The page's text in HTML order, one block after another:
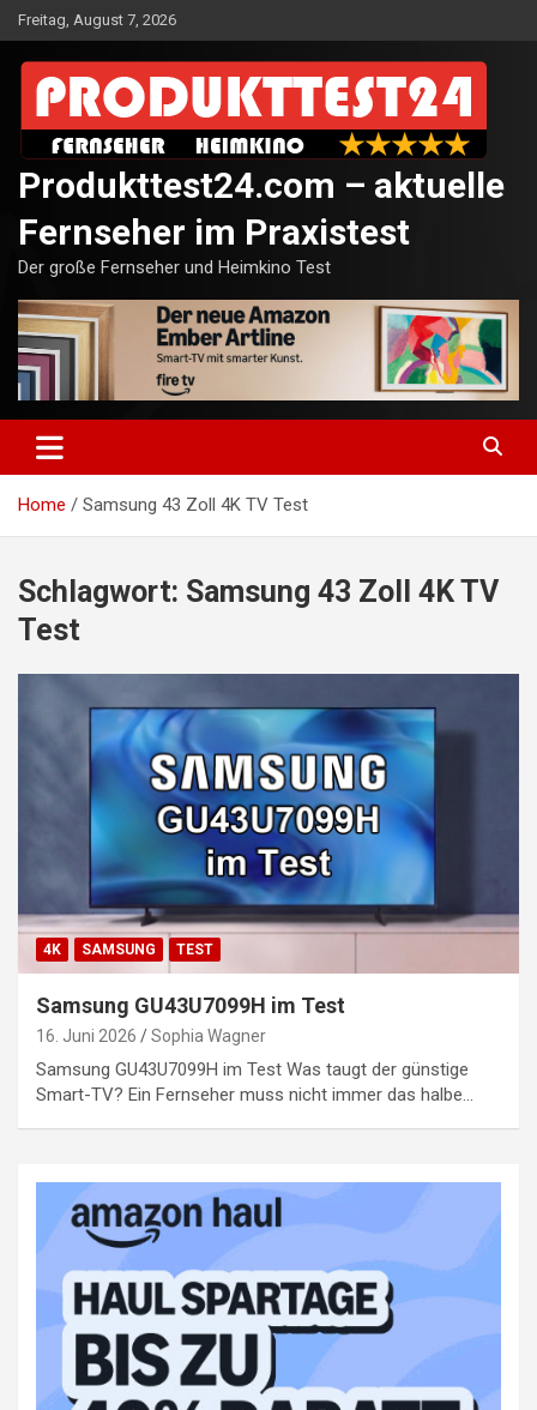
Skip
to
content
Freitag, August 7, 2026
Produkttest24.com – aktuelle
Fernseher im Praxistest
Der große Fernseher und Heimkino Test
Home Samsung 43 Zoll 4K TV Test
Schlagwort: Samsung 43 Zoll 4K TV
Test
4K SAMSUNG TEST
Samsung GU43U7099H im Test
16. Juni 2026 Sophia Wagner
Samsung GU43U7099H im Test Was taugt der günstige
Smart-TV? Ein Fernseher muss nicht immer das halbe…